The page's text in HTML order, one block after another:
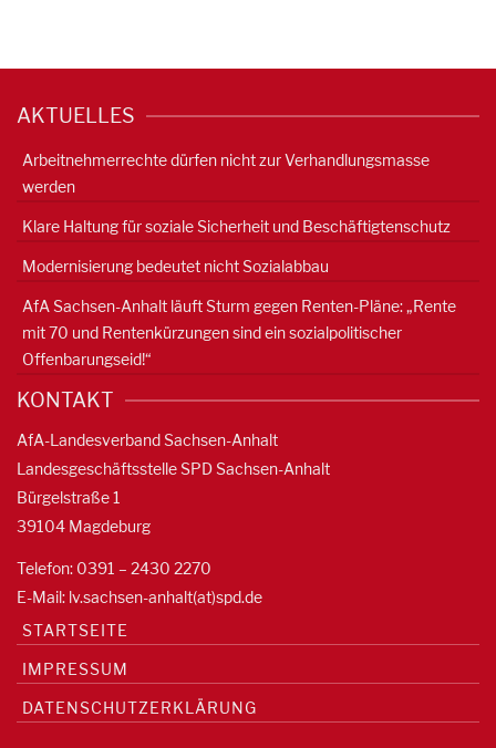
AKTUELLES
Arbeitnehmerrechte dürfen nicht zur Verhandlungsmasse
werden
Klare Haltung für soziale Sicherheit und Beschäftigtenschutz
Modernisierung bedeutet nicht Sozialabbau
AfA Sachsen-Anhalt läuft Sturm gegen Renten-Pläne: „Rente
mit 70 und Rentenkürzungen sind ein sozialpolitischer
Offenbarungseid!“
KONTAKT
AfA-Landesverband Sachsen-Anhalt
Landesgeschäftsstelle SPD Sachsen-Anhalt
Bürgelstraße 1
39104 Magdeburg
Telefon: 0391 – 2430 2270
E-Mail: lv.sachsen-anhalt(at)spd.de
STARTSEITE
IMPRESSUM
DATENSCHUTZERKLÄRUNG